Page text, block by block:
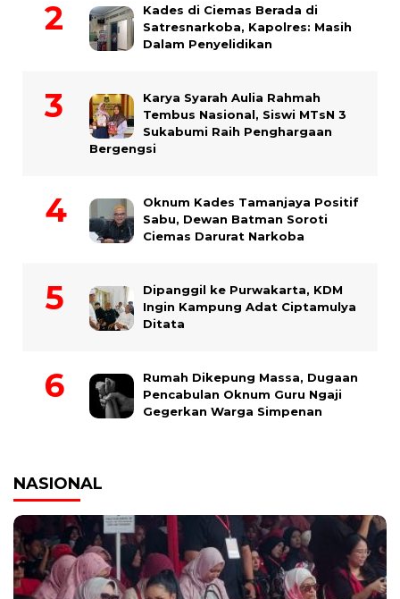
Kades di Ciemas Berada di
Satresnarkoba, Kapolres: Masih
Dalam Penyelidikan
Karya Syarah Aulia Rahmah
Tembus Nasional, Siswi MTsN 3
Sukabumi Raih Penghargaan
Bergengsi
Oknum Kades Tamanjaya Positif
Sabu, Dewan Batman Soroti
Ciemas Darurat Narkoba
Dipanggil ke Purwakarta, KDM
Ingin Kampung Adat Ciptamulya
Ditata
Rumah Dikepung Massa, Dugaan
Pencabulan Oknum Guru Ngaji
Gegerkan Warga Simpenan
NASIONAL